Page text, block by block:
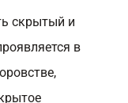
скрытый и
в